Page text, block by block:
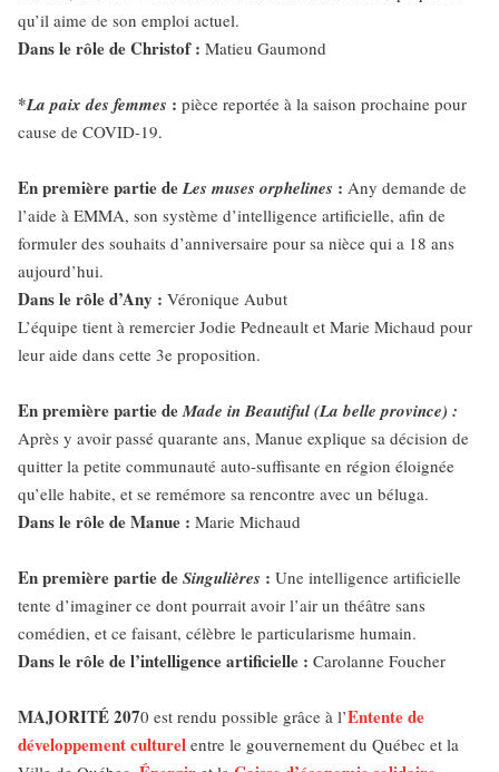
qu’il aime de son emploi actuel.
Dans le rôle de Christof : Matieu Gaumond
*La paix des femmes : pièce reportée à la saison prochaine pour
cause de COVID-19.
En première partie deLes muses orphelines : Any demande de
l’aide à EMMA, son système d’intelligence artificielle, afin de
formuler des souhaits d’anniversaire pour sa nièce qui a 18 ans
aujourd’hui.
Dans le rôle d’Any : Véronique Aubut
L’équipe tient à remercier Jodie Pedneault et Marie Michaud pour
leur aide dans cette 3e proposition.
En première partie deMade in Beautiful (La belle province) :
Après y avoir passé quarante ans, Manue explique sa décision de
quitter la petite communauté auto-suffisante en région éloignée
qu’elle habite, et se remémore sa rencontre avec un béluga.
Dans le rôle de Manue : Marie Michaud
En première partie deSingulières : Une intelligence artificielle
tente d’imaginer ce dont pourrait avoir l’air un théâtre sans
comédien, et ce faisant, célèbre le particularisme humain.
Dans le rôle de l’intelligence artificielle : Carolanne Foucher
MAJORITÉ 2070 est rendu possible grâce à l’Entente de
développement culturel entre le gouvernement du Québec et la